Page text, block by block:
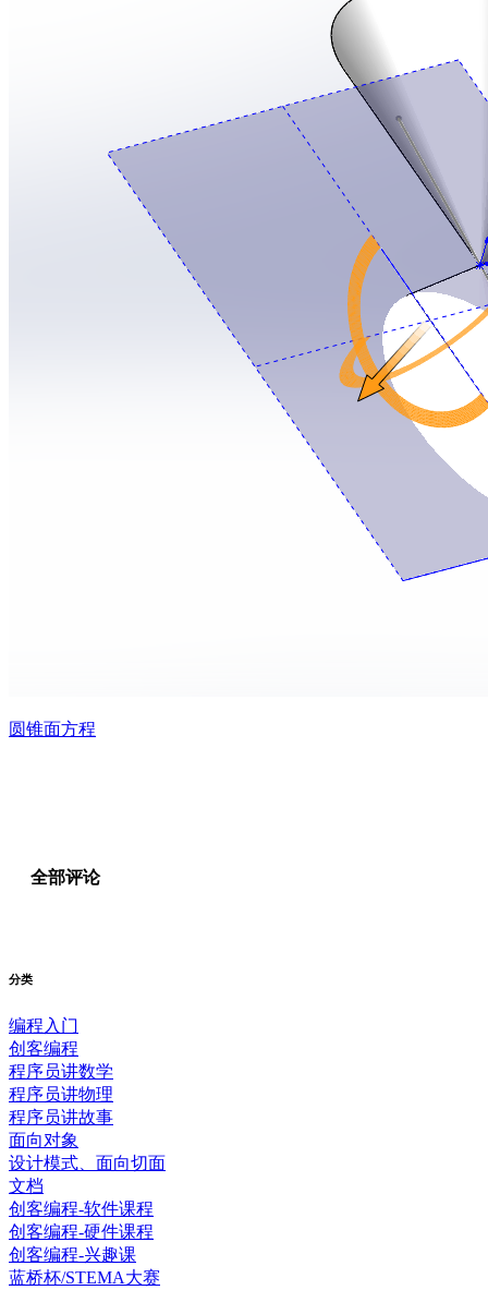
圆锥面方程
全部评论
分类
编程入门
创客编程
程序员讲数学
程序员讲物理
程序员讲故事
面向对象
设计模式、面向切面
文档
创客编程-软件课程
创客编程-硬件课程
创客编程-兴趣课
蓝桥杯/STEMA大赛